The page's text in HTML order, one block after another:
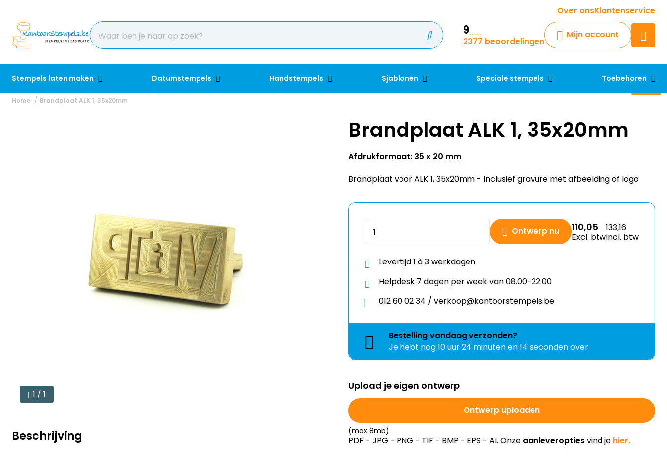
Over onsKlantenservice
9
2377 beoordelingen
Mijn account
Stempels laten maken Datumstempels Handstempels Sjablonen Speciale stempels Toebehoren
Krijg een antwoord op uw vraag
Chatbot
Chat 24/7 met onze chatbot
Contact
Home Brandplaat ALK 1, 35x20mm
1 / 1
Beschrijving
Brandplaat ALK 1, 35x20mm
Afdrukformaat: 35 x 20 mm
Brandplaat voor ALK 1, 35x20mm - Inclusief gravure met afbeelding of logo
Ontwerp nu 110,05
Excl. btw
133,16
Incl. btw
Levertijd 1 à 3 werkdagen
Helpdesk 7 dagen per week van 08.00-22.00
012 60 02 34 / verkoop@kantoorstempels.be
Bestellingvandaagverzonden?
Je hebt nog10 uur 24 minuten en 14 seconden over
Upload je eigen ontwerp
Ontwerp uploaden
(max 8mb)
PDF - JPG - PNG - TIF - BMP - EPS - AI. Onze aanleveroptiesvind je hier.